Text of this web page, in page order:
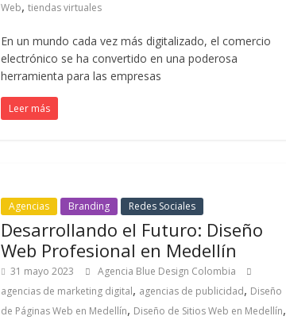
Web,tiendas virtuales
En un mundo cada vez más digitalizado, el comercio
electrónico se ha convertido en una poderosa
herramienta para las empresas
Leer más
Agencias Branding Redes Sociales
Desarrollando el Futuro: Diseño
Web Profesional en Medellín
31 mayo 2023
Agencia Blue Design Colombia
agencias de marketing digital, agencias de publicidad, Diseño
de Páginas Web en Medellín, Diseño de Sitios Web en Medellín,